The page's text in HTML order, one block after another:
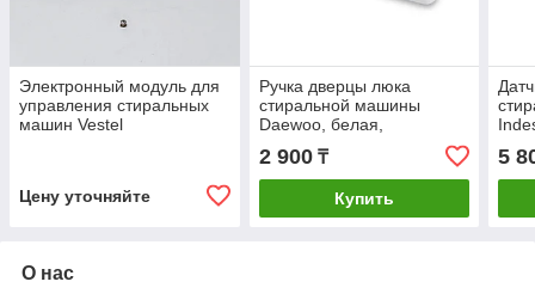
Электронный модуль для
управления стиральных
машин Vestel
Цену уточняйте
Ручка дверцы люка
стиральной машины
Daewoo, белая,
3612610800
2 900₸
Купить
5
О нас